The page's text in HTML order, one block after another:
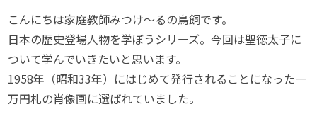
こんにちは家庭教師みつけ～るの鳥飼です。
日本の歴史登場人物を学ぼうシリーズ。今回は聖徳太子に
ついて学んでいきたいと思います。
1958年（昭和33年）にはじめて発行されることになった一
万円札の肖像画に選ばれていました。